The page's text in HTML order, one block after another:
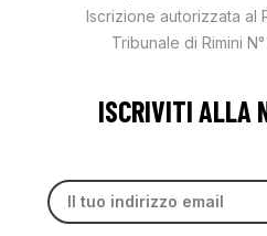
Iscrizione autorizzata al
Tribunale di Rimini
ISCRIVITI ALLA